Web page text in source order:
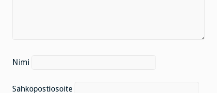
Nimi
Sähköpostiosoite